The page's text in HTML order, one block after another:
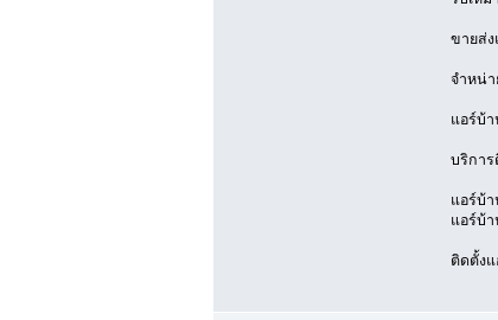
ขายส่ง
จำหน่
แอร์บ้
บริกา
แอร์บ้
แอร์บ้
ติดตั้ง